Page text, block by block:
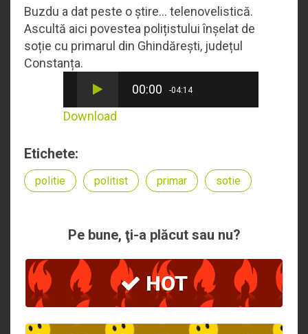
Buzdu a dat peste o știre... telenovelistică.
Ascultă aici povestea polițistului înșelat de
soție cu primarul din Ghindărești, județul
Constanța.
00:00
-04:14
Download
Etichete:
politie politist primar sotie
Pe bune, ţi-a plăcut sau nu?
HOT